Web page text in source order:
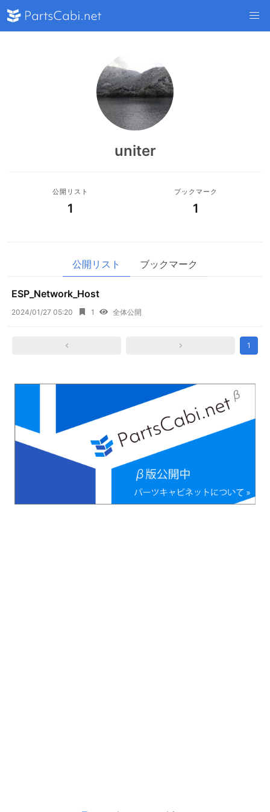
uniter
公開リスト
1
ブックマーク
1
公開リスト ブックマーク
ESP_Network_Host
2024/01/27 05:20 1 全体公開
1